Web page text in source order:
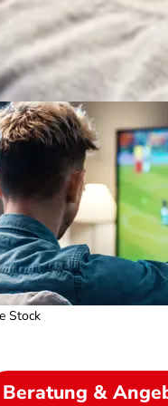
Stock
Beratung &